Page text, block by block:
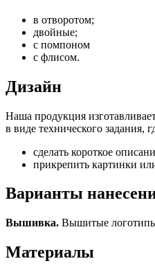
в отворотом;
двойные;
с помпоном
с флисом.
Дизайн
Наша продукция
в виде технического задания,
сделать короткое
прикрепить картинки
Варианты
Вышивка. Вышитые логотипы
Материалы